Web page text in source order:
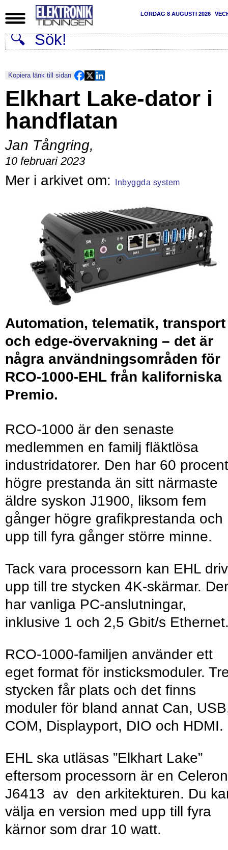
LÖRDAG 8 AUGUSTI 2026
Kopiera länk till sidan
Elkhart Lake-dator i
handflatan
Jan Tångring,
10 februari 2023
Inbyggda system
Automation, telematik, transport
och edge-övervakning – det är
några användningsområden för
RCO-1000-EHL från kaliforniska
Premio.
RCO-1000 är den senaste
medlemmen en familj fläktlösa
industridatorer. Den har 60 procent
högre prestanda än sitt närmaste
äldre syskon J1900, liksom fem
gånger högre grafikprestanda och
upp till fyra gånger större minne.
Tack vara processorn kan EHL
upp till tre stycken 4K-skärmar.
har vanliga PC-anslutningar,
inklusive 1 och 2,5 Gbit/s
RCO-1000-familjen använder ett
eget format för insticksmoduler.
stycken får plats och det finns
moduler för bland annat Can,
COM, Displayport, DIO och HDMI.
EHL ska utläsas ”Elkhart Lake”
eftersom processorn är en Celeron
J6413 av den arkitekturen. Du
välja en version med upp till fyra
kärnor som drar 10 watt.